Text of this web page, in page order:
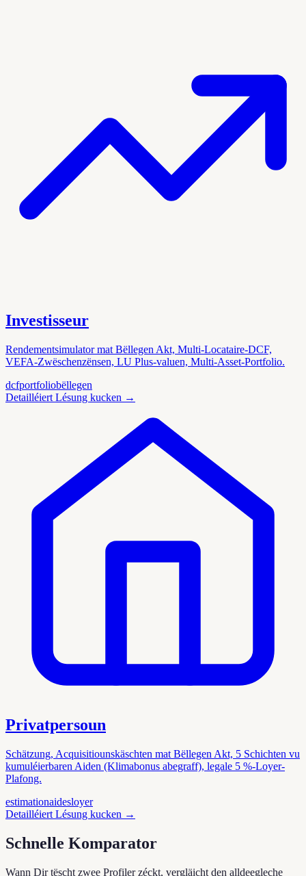
Investisseur
Rendementsimulator mat Bëllegen Akt, Multi-Locataire-DCF,
VEFA-Zwëschenzënsen, LU Plus-valuen, Multi-Asset-Portfolio.
dcfportfoliobëllegen
Detailléiert Lésung kucken →
Privatpersoun
Schätzung, Acquisitiounskäschten mat Bëllegen Akt, 5 Schichten vu
kumuléierbaren Aiden (Klimabonus abegraff), legale 5 %-Loyer-
Plafong.
estimationaidesloyer
Detailléiert Lésung kucken →
Schnelle Komparator
Wann Dir tëscht zwee Profiler zéckt, vergläicht den alldeegleche